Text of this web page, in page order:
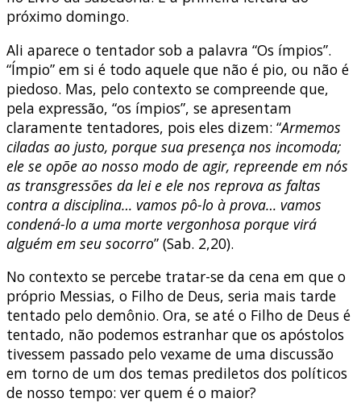
próximo domingo.
Ali aparece o tentador sob a palavra “Os ímpios”.
“Ímpio” em si é todo aquele que não é pio, ou não é
piedoso. Mas, pelo contexto se compreende que,
pela expressão, “os ímpios”, se apresentam
claramente tentadores, pois eles dizem: “Armemos
ciladas ao justo, porque sua presença nos incomoda;
ele se opõe ao nosso modo de agir, repreende em nós
as transgressões da lei e ele nos reprova as faltas
contra a disciplina… vamos pô-lo à prova… vamos
condená-lo a uma morte vergonhosa porque virá
alguém em seu socorro” (Sab. 2,20).
No contexto se percebe tratar-se da cena em que o
próprio Messias, o Filho de Deus, seria mais tarde
tentado pelo demônio. Ora, se até o Filho de Deus é
tentado, não podemos estranhar que os apóstolos
tivessem passado pelo vexame de uma discussão
em torno de um dos temas prediletos dos políticos
de nosso tempo: ver quem é o maior?